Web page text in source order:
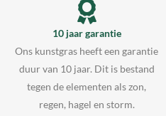
10 jaar garantie
Ons kunstgras heeft een garantie
duur van 10 jaar. Dit is bestand
tegen de elementen als zon,
regen, hagel en storm.